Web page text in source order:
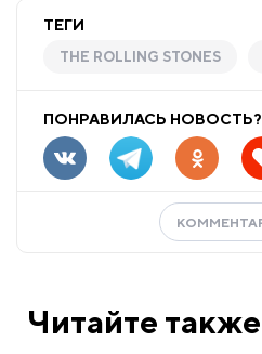
ТЕГИ
THE ROLLING STONES
ПОНРАВИЛАСЬ НОВОСТЬ?
Читайте